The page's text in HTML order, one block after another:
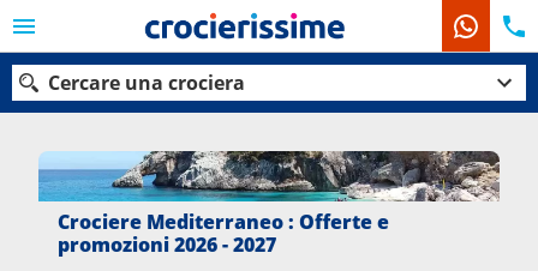
Cercare una crociera
Le nostre destinazioni
Crociere Mediterraneo : Offerte e
promozioni 2026 - 2027